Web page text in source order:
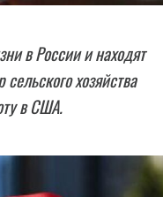
в России и находят
хозяйства
в США.